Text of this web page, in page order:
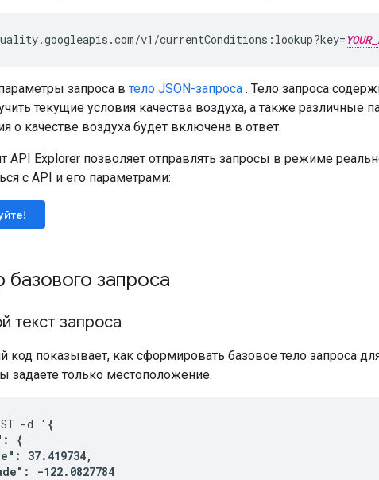
v1/currentConditions:lookup?key=
запроса в тело JSON-запроса . Тело запроса
текущие условия качества воздуха, а также различные
о качестве воздуха будет включена в ответ.
API Explorer позволяет отправлять запросы в режиме
с API и его параметрами:
базового запроса
текст запроса
код показывает, как сформировать базовое тело запроса
задаете только местоположение.
-d ' {
{
37.419734,
-122.0827784